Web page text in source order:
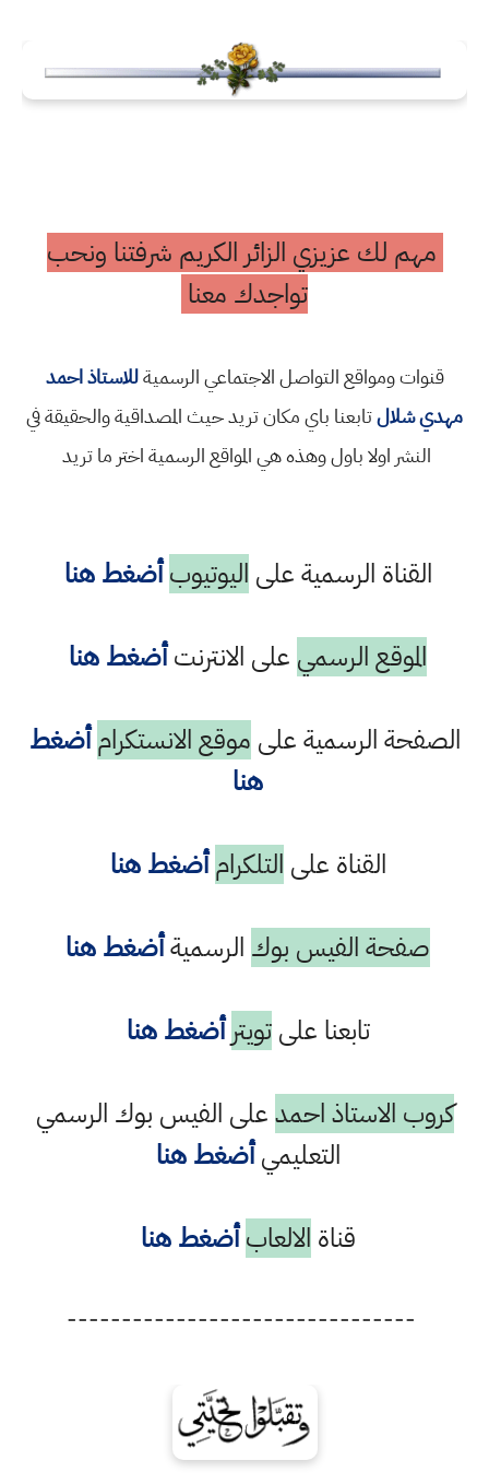
مهم لك عزيزي الزائر الكريم شرفتنا ونحب
تواجدك معنا
قنوات ومواقع التواصل الاجتماعي الرسميةللاستاذ احمد
مهدي شلالتابعنا باي مكان تريد حيث المصداقية والحقيقة في
النشر اولا باول وهذه هي المواقع الرسمية اختر ما تريد
القناة الرسمية على اليوتيوب أضغط هنا
الموقع الرسمي على الانترنتأضغط هنا
الصفحة الرسمية على موقع الانستكرام أضغط
هنا
القناة على التلكرام أضغط هنا
صفحة الفيس بوك الرسميةأضغط هنا
تابعنا علىتويتر أضغط هنا
كروب الاستاذ احمدعلى الفيس بوك الرسمي
التعليميأضغط هنا
قناة الالعاب أضغط هنا
--------------------------------